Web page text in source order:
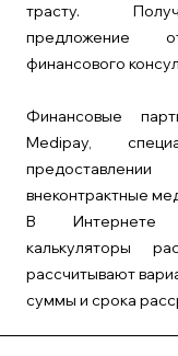
трасту.
предложение
финансового
Финансовые
Medipay,
внеконтрактные
В Интернете
калькуляторы
рассчитывают
суммы и срока